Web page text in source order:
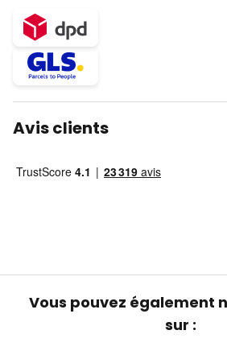
Avis clients
Vous pouvez également
sur :